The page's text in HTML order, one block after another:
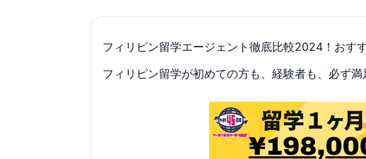
フィリピン留学エージェント徹底比較2024！おす
フィリピン留学が初めての方も、経験者も、必ず満